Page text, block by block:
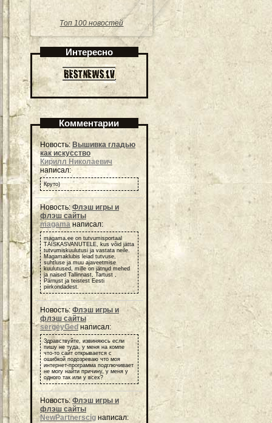
Топ 100 новостей
Интересно
Комментарии
Новость: Вышивка гладью
как искусство
Кирилл Николаевич
написал:
Круто)
Новость:Флэш игры и
флэш сайты
magama написал:
magama.ee on tutvumisportaal
TÄISKASVANUTELE, kus võid jätta
tutvumiskuulutusi ja vastata neile.
Magamaklubis leiad tutvuse,
suhtluse ja muu ajaveetmise
kuulutused, mille on jätnud mehed
ja naised Tallinnast, Tartust ,
Pärnust ja teistest Eesti
piirkondadest.
Новость: Флэш игры и
флэш сайты
sergeyGedнаписал:
Здравствуйте, извиняюсь если
пишу не туда, у меня на компе
что-то сайт открывается с
ошибкой подозреваю что моя
интернет-программа подглючивает
не могу найти причину, у меня у
одного так или у всех?
Новость: Флэш игры и
флэш сайты
NewPartnerscig написал: